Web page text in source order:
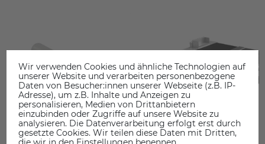
Wir verwenden Cookies und ähnliche Technologien auf
unserer Website und verarbeiten personenbezogene
Daten von Besucher:innen unserer Webseite (z.B. IP-
Adresse), um z.B. Inhalte und Anzeigen zu
personalisieren, Medien von Drittanbietern
einzubinden oder Zugriffe auf unsere Website zu
analysieren. Die Datenverarbeitung erfolgt erst durch
gesetzte Cookies. Wir teilen diese Daten mit Dritten,